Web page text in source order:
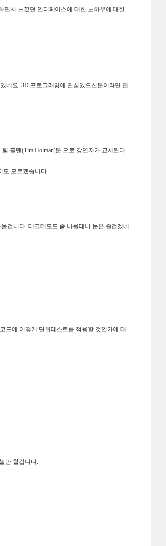
면서 느꼈던 인터페이스에 대한 노하우에 대한
네요. 3D 프로그래밍에 관심있으신분이라면 괜
팀 홀맨(Tim Holman)분 으로 강연자가 교체된다
도 모르겠습니다.
겁니다. 테크데모도 좀 나올테니 눈은 즐겁겠네
드에 어떻게 단위테스트를 적용할 것인가에 대
만 할겁니다.